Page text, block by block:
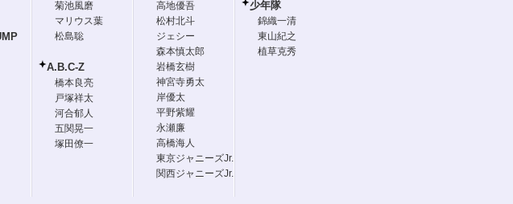
菊池風磨
マリウス葉
松島聡
A.B.C-Z
橋本良亮
戸塚祥太
河合郁人
五関晃一
塚田僚一
高地優吾
松村北斗
ジェシー
森本慎太郎
岩橋玄樹
神宮寺勇太
岸優太
平野紫耀
永瀬廉
高橋海人
東京ジャニーズJr.
関西ジャニーズJr.
少年隊
錦織一清
東山紀之
植草克秀